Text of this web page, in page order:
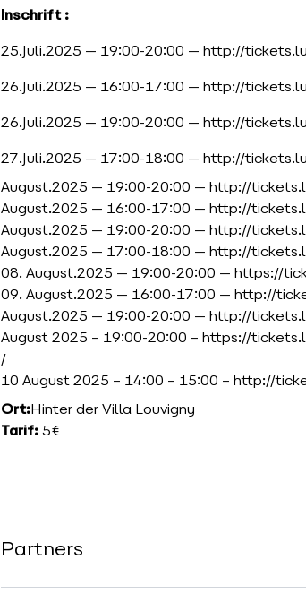
Inschrift :
25.Juli.2025 — 19:00-20:00 — http://
26.Juli.2025 — 16:00-17:00 — http://
26.Juli.2025 — 19:00-20:00 — http://
27.Juli.2025 — 17:00-18:00 — http://
August.2025 — 19:00-20:00 — http://
August.2025 — 16:00-17:00 — http://
August.2025 — 19:00-20:00 — http://
August.2025 — 17:00-18:00 — http://
08. August.2025 — 19:00-20:00 — https://
09. August.2025 — 16:00-17:00 — http://
August.2025 — 19:00-20:00 — http://
August 2025 – 19:00-20:00 – https://
/
10 August 2025 – 14:00 – 15:00 – http://
Ort:Hinter der Villa Louvigny
Tarif:5€
Partners